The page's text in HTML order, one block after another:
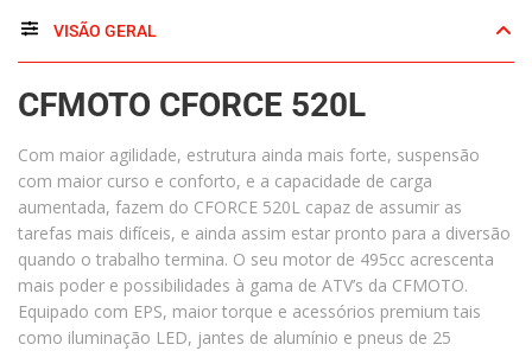
VISÃO GERAL
CFMOTO CFORCE 520L
Com maior agilidade, estrutura ainda mais forte, suspensão
com maior curso e conforto, e a capacidade de carga
aumentada, fazem do CFORCE 520L capaz de assumir as
tarefas mais difíceis, e ainda assim estar pronto para a diversão
quando o trabalho termina. O seu motor de 495cc acrescenta
mais poder e possibilidades à gama de ATV’s da CFMOTO.
Equipado com EPS, maior torque e acessórios premium tais
como iluminação LED, jantes de alumínio e pneus de 25